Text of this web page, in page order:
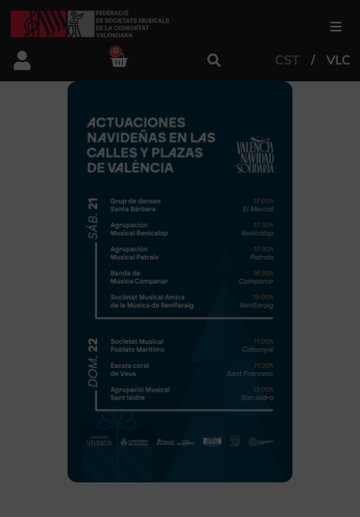
FSMCV
Àrea de gestió
Àrea educativa
Àrea Artística
0
CST VLC